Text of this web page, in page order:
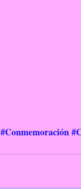
#Conmemoración